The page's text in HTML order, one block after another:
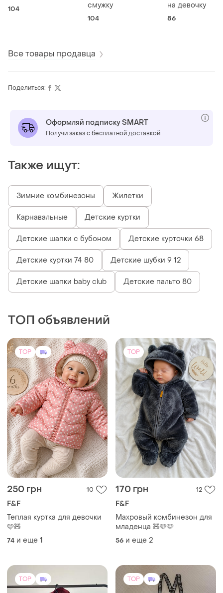
104
смужку
104
на девочку
86
Все товары продавца
Поделиться:
Оформляй подписку SMART
Получи заказ с бесплатной доставкой
Также ищут:
Зимние комбинезоны Жилетки
Карнавальные Детские куртки
Детские шапки с бубоном Детские курточки 68
Детские куртки 74 80 Детские шубки 9 12
Детские шапки baby club Детские пальто 80
ТОП объявлений
TOP
250 грн 10
F&F
Теплая куртка для девочки
🩷🧸
74 и еще 1
TOP
170 грн 12
F&F
Махровый комбинезон для
младенца 🧸🩵🩷
56 и еще 2
TOP TOP